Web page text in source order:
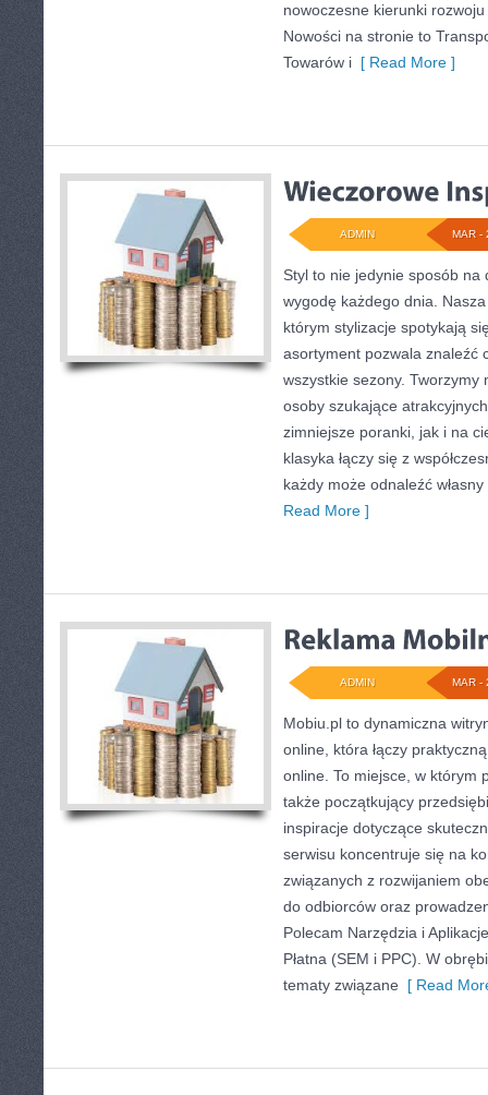
nowoczesne kierunki
Nowości na stronie to
Towarów i [ Read More ]
MAR -
ADMIN
Styl to nie jedynie sposób
wygodę każdego dnia.
którym stylizacje spotykają
asortyment pozwala znaleźć
wszystkie sezony. Tworzymy
osoby szukające
zimniejsze poranki, jak i na
klasyka łączy się z
każdy może odnaleźć
Read More ]
MAR -
ADMIN
Mobiu.pl to dynamiczna
online, która łączy
online. To miejsce, w którym
także początkujący
inspiracje dotyczące
serwisu koncentruje się na
związanych z rozwijaniem
do odbiorców oraz
Polecam Narzędzia i
Płatna (SEM i PPC). W
tematy związane [ Read